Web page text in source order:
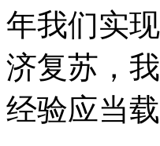
年我们实
济复苏，
经验应当